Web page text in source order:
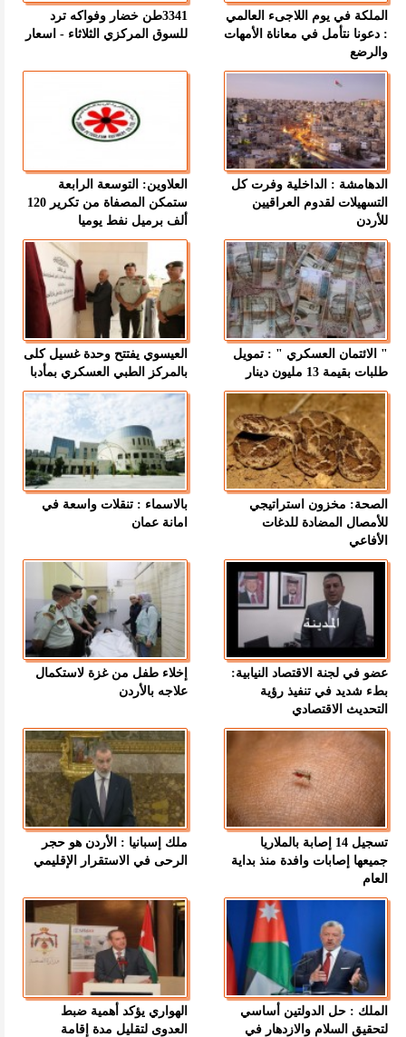
الملكة في يوم اللاجىء العالمي
: دعونا نتأمل في معاناة الأمهات
والرضع
3341طن خضار وفواكه ترد
للسوق المركزي الثلاثاء - اسعار
الدهامشة : الداخلية وفرت كل
التسهيلات لقدوم العراقيين
للأردن
العلاوين: التوسعة الرابعة
ستمكن المصفاة من تكرير 120
ألف برميل نفط يوميا
" الائتمان العسكري " : تمويل
طلبات بقيمة 13 مليون دينار
العيسوي يفتتح وحدة غسيل كلى
بالمركز الطبي العسكري بمأدبا
الصحة: مخزون استراتيجي
للأمصال المضادة للدغات
الأفاعي
بالاسماء : تنقلات واسعة في
امانة عمان
عضو في لجنة الاقتصاد النيابية:
بطء شديد في تنفيذ رؤية
التحديث الاقتصادي
إخلاء طفل من غزة لاستكمال
علاجه بالأردن
تسجيل 14 إصابة بالملاريا
جميعها إصابات وافدة منذ بداية
العام
ملك إسبانيا : الأردن هو حجر
الرحى في الاستقرار الإقليمي
الملك : حل الدولتين أساسي
لتحقيق السلام والازدهار في
الهواري يؤكد أهمية ضبط
العدوى لتقليل مدة إقامة